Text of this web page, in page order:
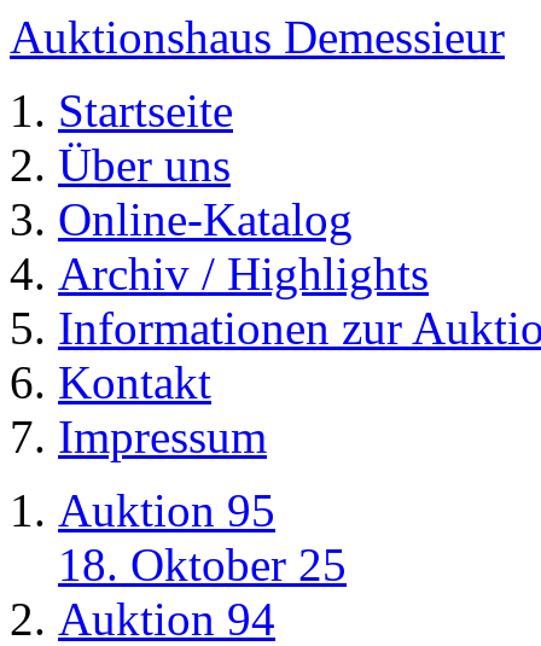
Auktionshaus Demessieur
Startseite
Über uns
Online-Katalog
Archiv / Highlights
Informationen zur
Kontakt
Impressum
Auktion 95
18. Oktober 25
Auktion 94